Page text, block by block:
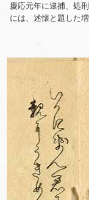
慶応元年に逮捕、処
には、述懐と題した